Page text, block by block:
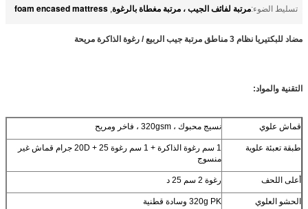
تسليط الضوء:مرتبة لفائف الجيب ، مرتبة مغطاة بالرغوة,
foam encased mattress
مضاد للبكتيريا نظام 3 مناطق مرتبة جيب الربيع / رغوة الذاكرة مريحة
التقنية والمواد:
قماش علوي نسيج محبوك ، 320gsm ، فاخر ومريح
طبقة تعبئة علوية
1 سم رغوة الذاكرة + 1 سم رغوة 20D + 25 جرام قماش غير
منسوج
أعلى اللحف رغوة 2 سم 25 د
الحشو العلوي 320g PK وسادة قطنية